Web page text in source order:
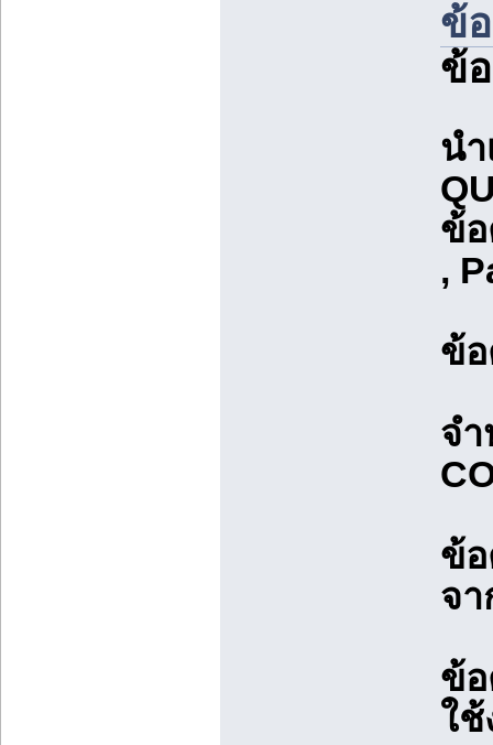
ข้
ข้
นำ
ข้
,
ข้อ
จ
ข้
จา
ข้
ใช้